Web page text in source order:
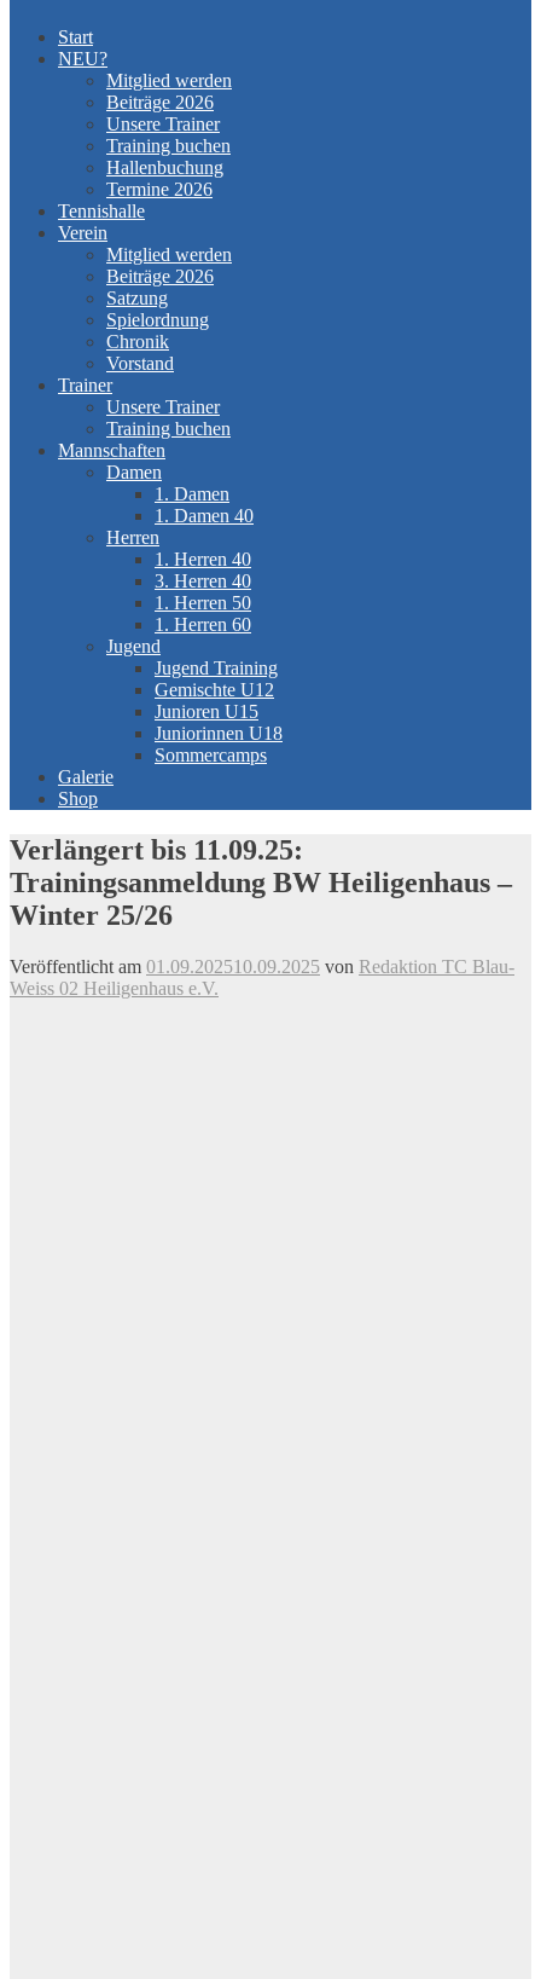
Start
NEU?
Mitglied werden
Beiträge 2026
Unsere Trainer
Training buchen
Hallenbuchung
Termine 2026
Tennishalle
Verein
Mitglied werden
Beiträge 2026
Satzung
Spielordnung
Chronik
Vorstand
Trainer
Unsere Trainer
Training buchen
Mannschaften
Damen
1. Damen
1. Damen 40
Herren
1. Herren 40
3. Herren 40
1. Herren 50
1. Herren 60
Jugend
Jugend Training
Gemischte U12
Junioren U15
Juniorinnen U18
Sommercamps
Galerie
Shop
Verlängert bis 11.09.25:
Trainingsanmeldung BW Heiligenhaus –
Winter 25/26
Veröffentlicht am 01.09.202510.09.2025 von Redaktion TC Blau-
Weiss 02 Heiligenhaus e.V.